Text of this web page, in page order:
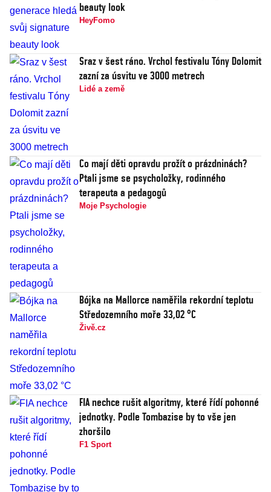
beauty look
HeyFomo
Sraz v šest ráno. Vrchol festivalu Tóny Dolomit
zazní za úsvitu ve 3000 metrech
Lidé a země
Co mají děti opravdu prožít o prázdninách?
Ptali jsme se psycholožky, rodinného
terapeuta a pedagogů
Moje Psychologie
Bójka na Mallorce naměřila rekordní teplotu
Středozemního moře 33,02 °C
Živě.cz
FIA nechce rušit algoritmy, které řídí pohonné
jednotky. Podle Tombazise by to vše jen
zhoršilo
F1 Sport